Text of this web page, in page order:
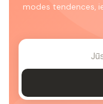
modes tendences,